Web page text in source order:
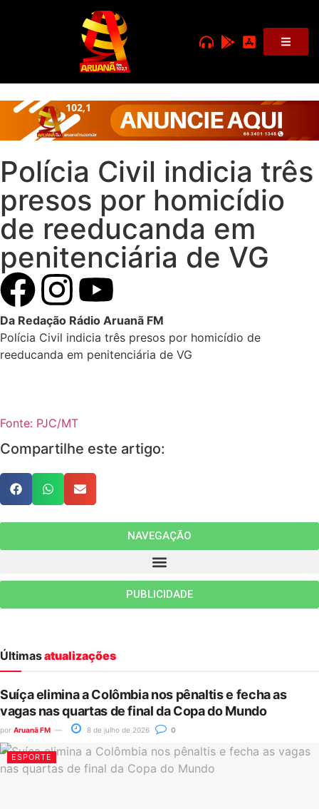
Polícia Civil indicia três
presos por homicídio
de reeducanda em
penitenciária de VG
Da Redação Rádio Aruanã FM
Polícia Civil indicia três presos por homicídio de
reeducanda em penitenciária de VG
Fonte: PJC/MT
Compartilhe este artigo:
NAVEGAÇÃO
PUBLICIDADE
Últimasatualizações
Suíça elimina a Colômbia nos pênaltis e fecha as
vagas nas quartas de final da Copa do Mundo
por Aruanã FM 8 de julho de 2026 0
ESPORTE